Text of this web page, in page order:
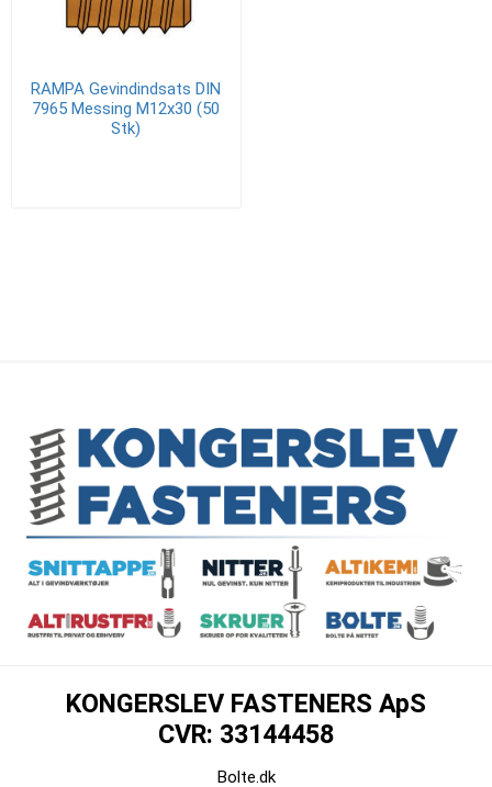
RAMPA Gevindindsats DIN
7965 Messing M12x30 (50
Stk)
KONGERSLEV FASTENERS ApS
CVR: 33144458
Bolte.dk